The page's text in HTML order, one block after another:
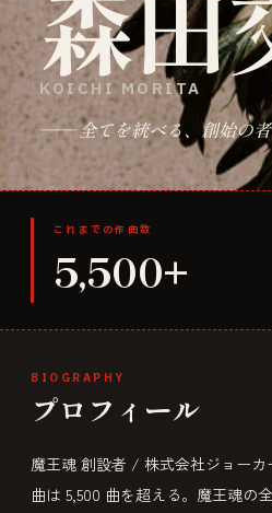
KOICHI MORITA
—— 全てを統べる、創始の
これまでの作曲数
5,500+
BIOGRAPHY
プロフィール
魔王魂 創設者 / 株式会社ジョーカ
曲は 5,500 曲を超える。魔王魂の